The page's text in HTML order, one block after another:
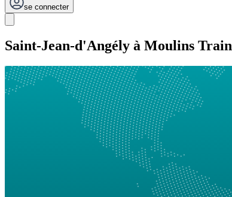
se connecter
Saint-Jean-d'Angély à Moulins Train